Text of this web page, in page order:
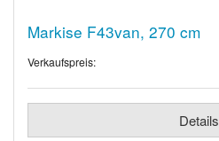
Markise F43van, 270 cm
Verkaufspreis:
Details